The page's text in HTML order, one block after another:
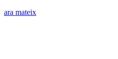
ara mateix